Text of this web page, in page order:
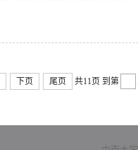
下页 尾页 共11页 到第